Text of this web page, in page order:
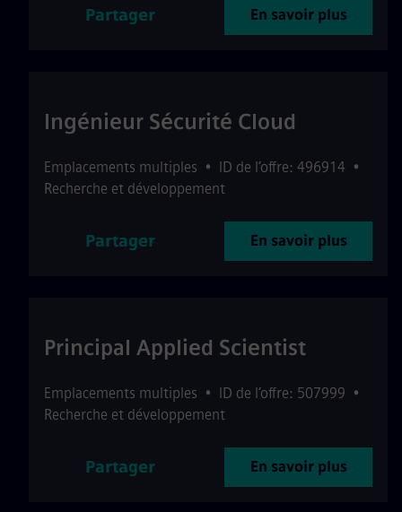
Partager En savoir plus
Ingénieur Sécurité Cloud
Emplacements multiples • ID de l’offre: 496914 •
Recherche et développement
Partager En savoir plus
Principal Applied Scientist
Emplacements multiples • ID de l’offre: 507999 •
Recherche et développement
Partager En savoir plus